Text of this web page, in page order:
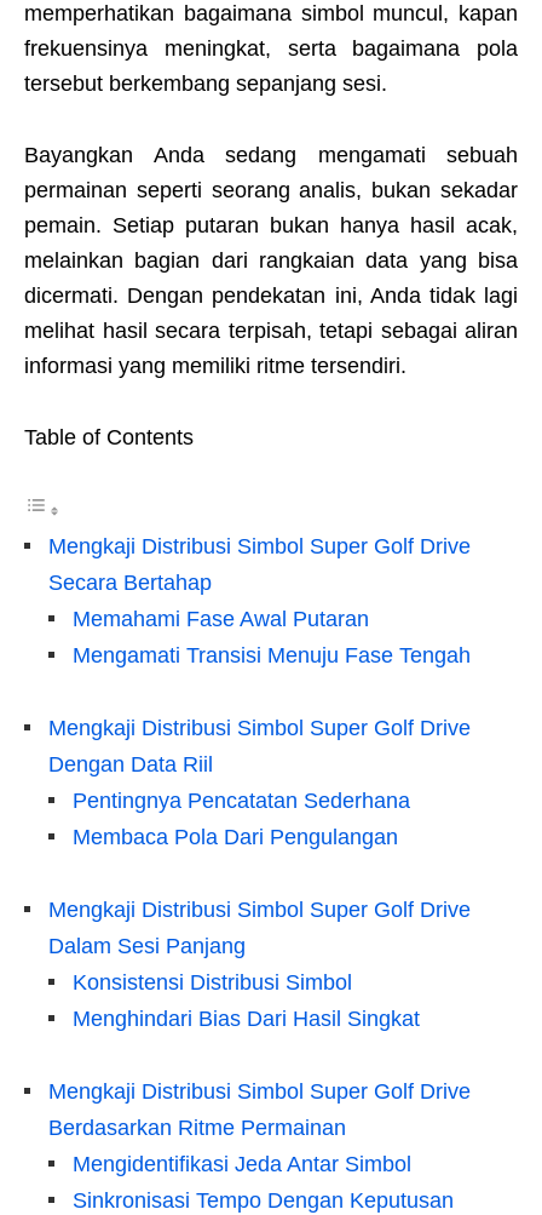
memperhatikan bagaimana simbol muncul, kapan
frekuensinya meningkat, serta bagaimana pola
tersebut berkembang sepanjang sesi.
Bayangkan Anda sedang mengamati sebuah
permainan seperti seorang analis, bukan sekadar
pemain. Setiap putaran bukan hanya hasil acak,
melainkan bagian dari rangkaian data yang bisa
dicermati. Dengan pendekatan ini, Anda tidak lagi
melihat hasil secara terpisah, tetapi sebagai aliran
informasi yang memiliki ritme tersendiri.
Table of Contents
Mengkaji Distribusi Simbol Super Golf Drive
Secara Bertahap
Memahami Fase Awal Putaran
Mengamati Transisi Menuju Fase Tengah
Mengkaji Distribusi Simbol Super Golf Drive
Dengan Data Riil
Pentingnya Pencatatan Sederhana
Membaca Pola Dari Pengulangan
Mengkaji Distribusi Simbol Super Golf Drive
Dalam Sesi Panjang
Konsistensi Distribusi Simbol
Menghindari Bias Dari Hasil Singkat
Mengkaji Distribusi Simbol Super Golf Drive
Berdasarkan Ritme Permainan
Mengidentifikasi Jeda Antar Simbol
Sinkronisasi Tempo Dengan Keputusan